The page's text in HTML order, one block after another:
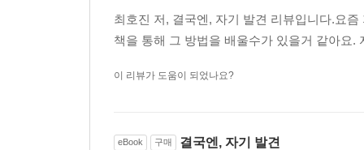
최호진 저, 결국엔, 자기 발견 리뷰입니다.요
책을 통해 그 방법을 배울수가 있을거 같아요
이 리뷰가 도움이 되었나요?
eBook 구매 결국엔, 자기 발견